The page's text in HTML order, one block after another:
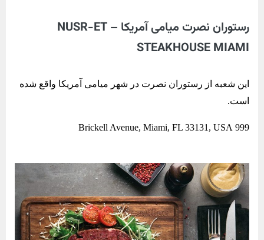
رستوران نصرت میامی آمریکا – NUSR-ET
STEAKHOUSE MIAMI
این شعبه از رستوران نصرت در شهر میامی آمریکا واقع شده
است.
999 Brickell Avenue, Miami, FL 33131, USA